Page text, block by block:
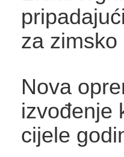
za
Nova
izvođenje
cijele